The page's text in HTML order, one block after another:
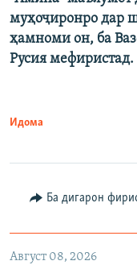
муҳоҷиронро дар
ҳамноми он, ба
Русия мефиристад.
Идома
Ба дигарон
Август 08, 2026